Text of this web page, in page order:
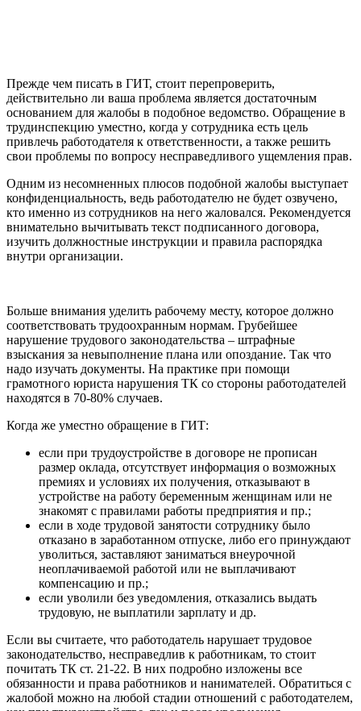
Прежде чем писать в ГИТ, стоит перепроверить,
действительно ли ваша проблема является достаточным
основанием для жалобы в подобное ведомство. Обращение в
трудинспекцию уместно, когда у сотрудника есть цель
привлечь работодателя к ответственности, а также решить
свои проблемы по вопросу несправедливого ущемления прав.
Одним из несомненных плюсов подобной жалобы выступает
конфиденциальность, ведь работодателю не будет озвучено,
кто именно из сотрудников на него жаловался. Рекомендуется
внимательно вычитывать текст подписанного договора,
изучить должностные инструкции и правила распорядка
внутри организации.
Больше внимания уделить рабочему месту, которое должно
соответствовать трудоохранным нормам. Грубейшее
нарушение трудового законодательства – штрафные
взыскания за невыполнение плана или опоздание. Так что
надо изучать документы. На практике при помощи
грамотного юриста нарушения ТК со стороны работодателей
находятся в 70-80% случаев.
Когда же уместно обращение в ГИТ:
если при трудоустройстве в договоре не прописан
размер оклада, отсутствует информация о возможных
премиях и условиях их получения, отказывают в
устройстве на работу беременным женщинам или не
знакомят с правилами работы предприятия и пр.;
если в ходе трудовой занятости сотруднику было
отказано в заработанном отпуске, либо его принуждают
уволиться, заставляют заниматься внеурочной
неоплачиваемой работой или не выплачивают
компенсацию и пр.;
если уволили без уведомления, отказались выдать
трудовую, не выплатили зарплату и др.
Если вы считаете, что работодатель нарушает трудовое
законодательство, несправедлив к работникам, то стоит
почитать ТК ст. 21-22. В них подробно изложены все
обязанности и права работников и нанимателей. Обратиться с
жалобой можно на любой стадии отношений с работодателем,